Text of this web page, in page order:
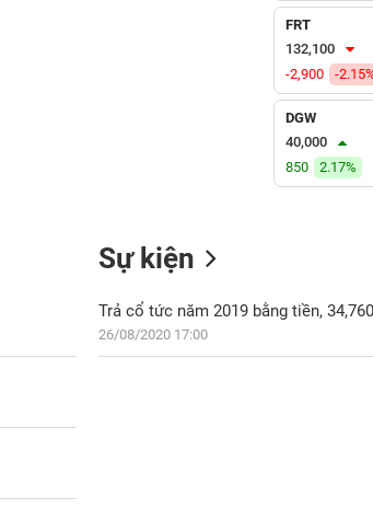
FRT
132,100
-2,900
-
DGW
40,000
850
2.17%
Sự kiện
Trả cổ tức năm 2019 bằng tiền,
26/08/2020 17:00